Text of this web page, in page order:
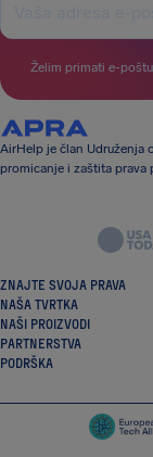
Želim primati e-
AirHelp je član Udruženja
promicanje i zaštita prava
ZNAJTE SVOJA PRAVA
NAŠA TVRTKA
NAŠI PROIZVODI
PARTNERSTVA
PODRŠKA